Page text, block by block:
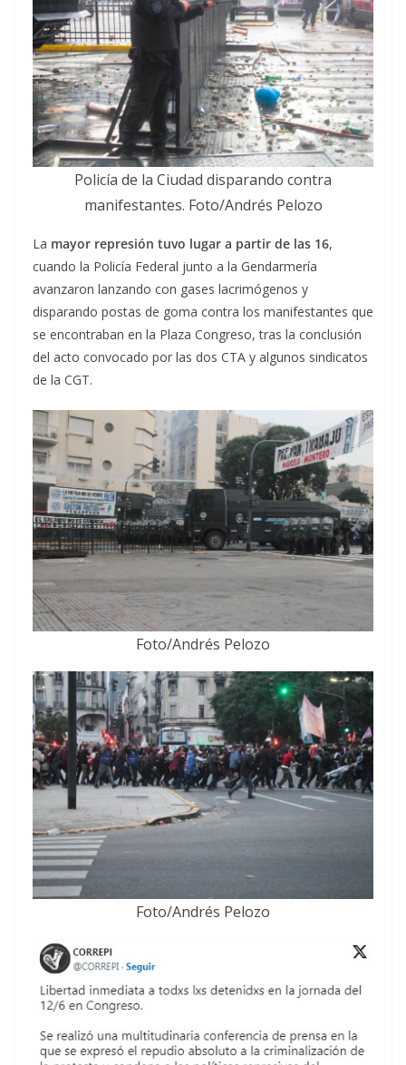
Policía de la Ciudad disparando contra
manifestantes. Foto/Andrés Pelozo
La mayor represión tuvo lugar a partir de las 16,
cuando la Policía Federal junto a la Gendarmería
avanzaron lanzando con gases lacrimógenos y
disparando postas de goma contra los manifestantes que
se encontraban en la Plaza Congreso, tras la conclusión
del acto convocado por las dos CTA y algunos sindicatos
de la CGT.
Foto/Andrés Pelozo
Foto/Andrés Pelozo